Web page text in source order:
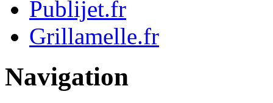
Publijet.fr
Grillamelle.fr
Navigation